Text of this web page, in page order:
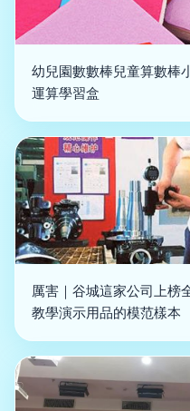
幼兒園數數棒兒童算數棒
運算學習盒
厲害｜谷城這家公司上榜
教學演示用品的模范樣本